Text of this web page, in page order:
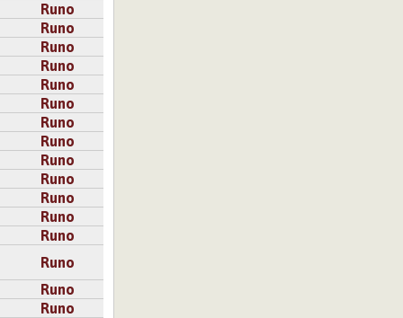
Runo
Runo
Runo
Runo
Runo
Runo
Runo
Runo
Runo
Runo
Runo
Runo
Runo
Runo
Runo
Runo